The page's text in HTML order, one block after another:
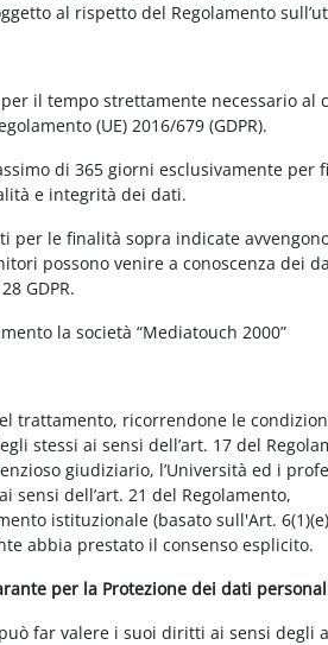
al rispetto del Regolamento
il tempo strettamente necessario
(UE) 2016/679 (GDPR).
di 365 giorni esclusivamente
e integrità dei dati.
per le finalità sopra indicate
possono venire a conoscenza
GDPR.
la società “Mediatouch 2000”
trattamento, ricorrendone le
stessi ai sensi dell’art. 17 del
giudiziario, l’Università ed i
sensi dell’art. 21 del Regolamento,
istituzionale (basato sull'Art.
abbia prestato il consenso esplicito.
per la Protezione dei dati
far valere i suoi diritti ai sensi